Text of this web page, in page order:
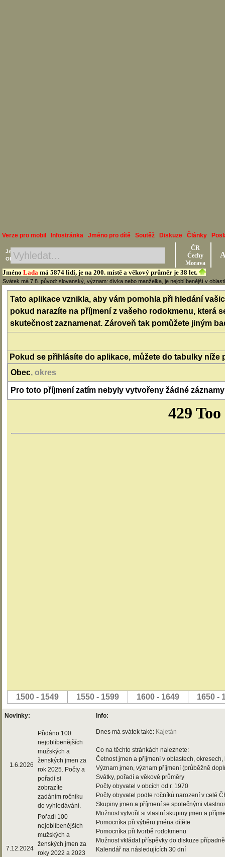
Verze pro mobil Infostránka Jméno pro dítě Soutěž Diskuze Články
Jméno Lada má 5874 lidí, je na 200. místě a věkový průměr je 38 let.
Svátek má 7.8. původ: slovanský, význam: dívka nebo manželka, je nejoblíbenější v
Jméno, Příjmení, Obec
Okres, Kraj, Ročník
ČR
Čechy
Morava
Tato aplikace vznikla, aby vám pomohla při hledání
pokud narazíte na příjmení z vašeho rodokmenu, která
skutečnost zaznamenat. Zároveň tak pomůžete jiným
Pokud se přihlásíte do aplikace, můžete do tabulky níže
Obec, okres
Pro toto příjmení zatím nebyly vytvořeny žádné záznamy
1500 - 1549 1550 - 1599 1600 - 1649 1650 -
Novinky: Info:
1.6.2026
Přidáno 100
nejoblíbenějších
mužských a
ženských jmen za
rok 2025. Počty a
pořadí si
zobrazíte
zadáním ročníku
do vyhledávání.
7.12.2024
Pořadí 100
nejoblíbenějších
mužských a
ženských jmen za
roky 2022 a 2023
Dnes má svátek také: Kajetán
Co na těchto stránkách naleznete:
Četnost jmen a příjmení v oblastech,
Význam jmen, význam příjmení (průběžně
Svátky, pořadí a věkové průměry
Počty obyvatel v obcích od r. 1970
Počty obyvatel podle ročníků narození v celé
Skupiny jmen a příjmení se společnými
Možnost vytvořit si vlastní skupiny jmen a
Pomocníka při výběru jména dítěte
Pomocníka při tvorbě rodokmenu
Možnost vkládat příspěvky do diskuze
Kalendář na následujících 30 dní